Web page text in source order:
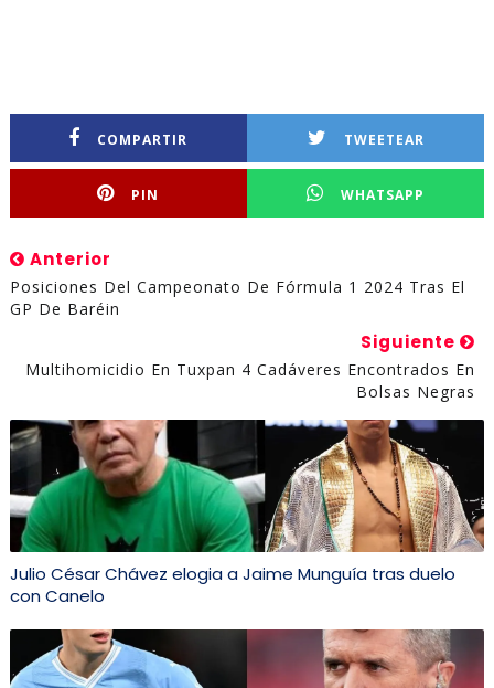
COMPARTIR TWEETEAR
PIN WHATSAPP
Anterior
Posiciones Del Campeonato De Fórmula 1 2024 Tras El
GP De Baréin
Siguiente
Multihomicidio En Tuxpan 4 Cadáveres Encontrados En
Bolsas Negras
Julio César Chávez elogia a Jaime Munguía tras duelo
con Canelo